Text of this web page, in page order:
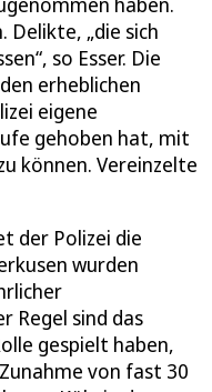
Delikte, „die sich
so Esser. Die
erheblichen
eigene
gehoben hat, mit
können. Vereinzelte
der Polizei die
wurden
Regel sind das
gespielt haben,
von fast 30